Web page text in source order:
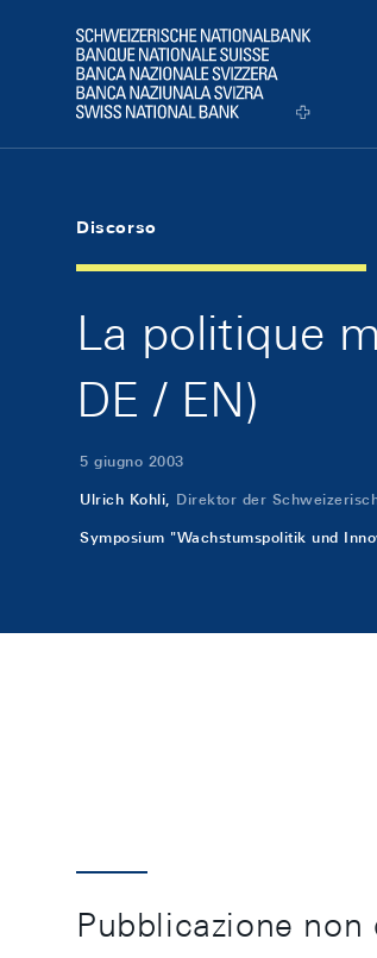
Logo
Discorso
La politique
DE / EN)
5 giugno 2003
Ulrich Kohli, Direktor der
Symposium "Wachstumspolitik und
Pubblicazione